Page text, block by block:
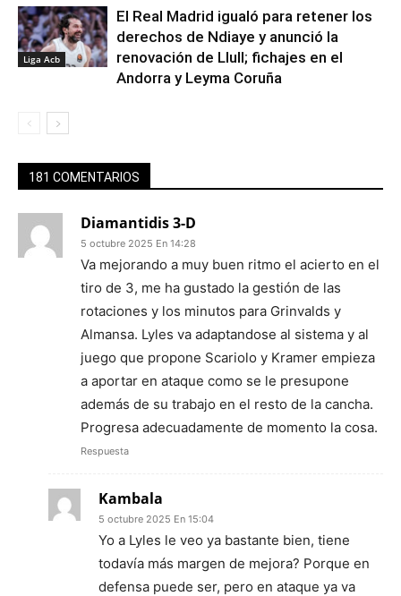
Liga Acb
El Real Madrid igualó para retener los
derechos de Ndiaye y anunció la
renovación de Llull; fichajes en el
Andorra y Leyma Coruña
181 COMENTARIOS
Diamantidis 3-D
5 octubre 2025 En 14:28
Va mejorando a muy buen ritmo el acierto en el
tiro de 3, me ha gustado la gestión de las
rotaciones y los minutos para Grinvalds y
Almansa. Lyles va adaptandose al sistema y al
juego que propone Scariolo y Kramer empieza
a aportar en ataque como se le presupone
además de su trabajo en el resto de la cancha.
Progresa adecuadamente de momento la cosa.
Respuesta
Kambala
5 octubre 2025 En 15:04
Yo a Lyles le veo ya bastante bien, tiene
todavía más margen de mejora? Porque en
defensa puede ser, pero en ataque ya va